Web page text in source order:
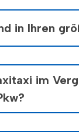
in Ihren
bis zu 16
sie Platz für 12
im
so hoch.